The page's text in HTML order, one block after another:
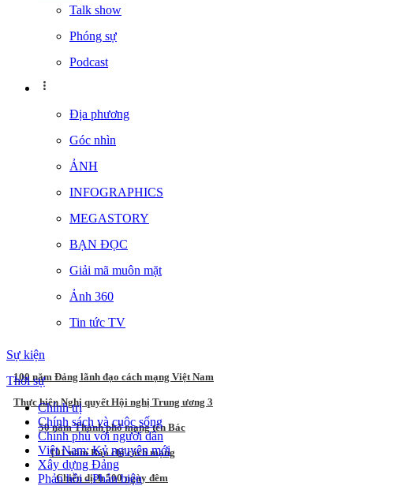
Talk show
Phóng sự
Podcast
Địa phương
Góc nhìn
ẢNH
INFOGRAPHICS
MEGASTORY
BẠN ĐỌC
Giải mã muôn mặt
Ảnh 360
Tin tức TV
Sự kiện
100 năm Đảng lãnh đạo cách mạng Việt Nam
Thực hiện Nghị quyết Hội nghị Trung ương 3
50 năm Thành phố mang tên Bác
101 năm Báo chí cách mạng
Chiến dịch 500 ngày đêm
Thời sự
Chính trị
Chính sách và cuộc sống
Chính phủ với người dân
Việt Nam: Kỷ nguyên mới
Xây dựng Đảng
Phản hồi - Phản biện